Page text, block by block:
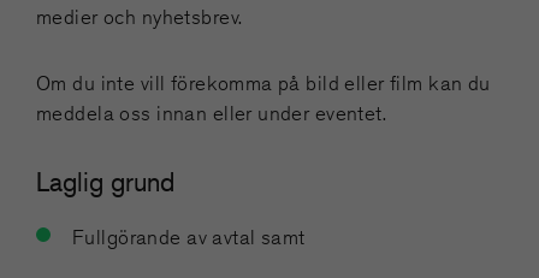
medier och nyhetsbrev.
Om du inte vill förekomma på bild eller film kan du
meddela oss innan eller under eventet.
Laglig grund
Fullgörande av avtal samt